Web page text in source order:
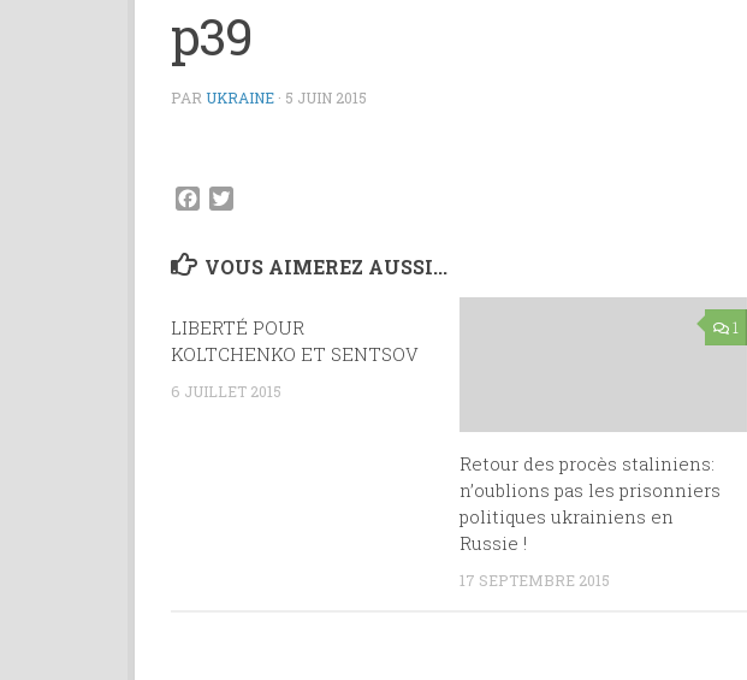
p39
PAR UKRAINE · 5 JUIN 2015
Facebook
VOUS AIMEREZ AUSSI...
LIBERTÉ POUR
KOLTCHENKO ET SENTSOV
6 JUILLET 2015
1
Retour des procès staliniens:
n’oublions pas les prisonniers
politiques ukrainiens en
Russie !
17 SEPTEMBRE 2015